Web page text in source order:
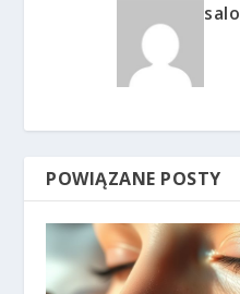
POWIĄZANE POSTY